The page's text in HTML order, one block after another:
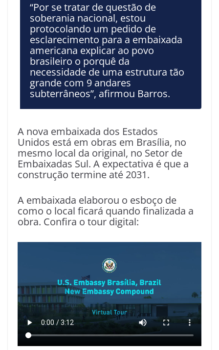
“Por se tratar de questão de
soberania nacional, estou
protocolando um pedido de
esclarecimento para a embaixada
americana explicar ao povo
brasileiro o porquê da
necessidade de uma estrutura tão
grande com 9 andares
subterrâneos”, afirmou Barros.
A nova embaixada dos Estados
Unidos está em obras em Brasília, no
mesmo local da original, no Setor de
Embaixadas Sul. A expectativa é que a
construção termine até 2031.
A embaixada elaborou o esboço de
como o local ficará quando finalizada a
obra. Confira o tour digital: